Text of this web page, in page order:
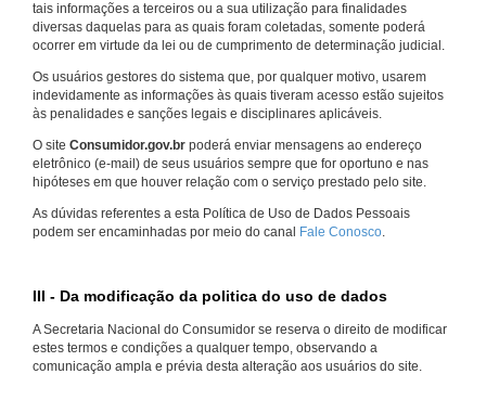
tais informações a terceiros ou a sua utilização para finalidades
diversas daquelas para as quais foram coletadas, somente poderá
ocorrer em virtude da lei ou de cumprimento de determinação judicial.
Os usuários gestores do sistema que, por qualquer motivo, usarem
indevidamente as informações às quais tiveram acesso estão sujeitos
às penalidades e sanções legais e disciplinares aplicáveis.
O site Consumidor.gov.br poderá enviar mensagens ao endereço
eletrônico (e-mail) de seus usuários sempre que for oportuno e nas
hipóteses em que houver relação com o serviço prestado pelo site.
As dúvidas referentes a esta Política de Uso de Dados Pessoais
podem ser encaminhadas por meio do canal Fale Conosco.
III - Da modificação da politica do uso de dados
A Secretaria Nacional do Consumidor se reserva o direito de modificar
estes termos e condições a qualquer tempo, observando a
comunicação ampla e prévia desta alteração aos usuários do site.